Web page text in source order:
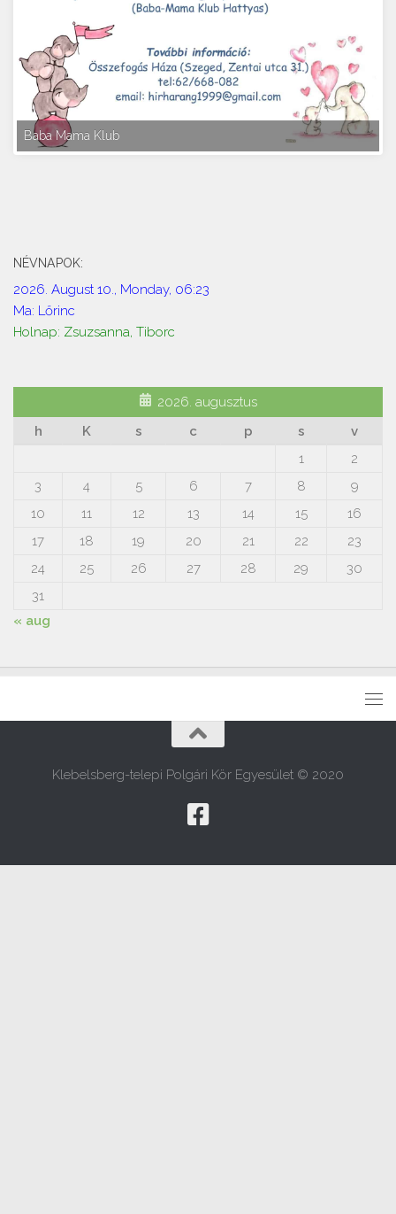
Baba Mama Klub
NÉVNAPOK:
2026. August 10., Monday, 06:23
Ma: Lőrinc
Holnap: Zsuzsanna, Tiborc
2026. augusztus
h
K s c p s
v
1
2
3
4 5 6 7 8
9
10
11 12 13 14 15
16
17
18 19 20 21 22
23
24
25 26 27 28 29
30
31
« aug
Klebelsberg-telepi Polgári Kör Egyesület © 2020